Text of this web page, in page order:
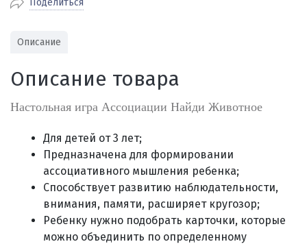
По Екатеринбургу бесплатная
Отправляем во все регионы России
службами Пэк, Кит, Луч, Сдэк, Озон
доставка, Почта РФ или любой другой
Через СБП при получении (для
Екатеринбурга и близлежащих
городов)
Оплата по счету для юридических лиц
Поделиться
Описание
Описание товара
Настольная игра Ассоциации Найди Животное
Для детей от 3 лет;
Предназначена для формировании
ассоциативного мышления ребенка;
Способствует развитию наблюдательности,
внимания, памяти, расширяет кругозор;
Ребенку нужно подобрать карточки, которые
можно объединить по определенному